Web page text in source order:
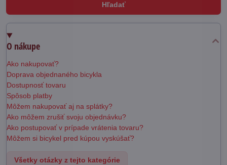
Hľadať
O nákupe
Ako nakupovať?
Doprava objednaného bicykla
Dostupnosť tovaru
Spôsob platby
Môžem nakupovať aj na splátky?
Ako môžem zrušiť svoju objednávku?
Ako postupovať v prípade vrátenia tovaru?
Môžem si bicykel pred kúpou vyskúšať?
Všetky otázky z tejto kategórie